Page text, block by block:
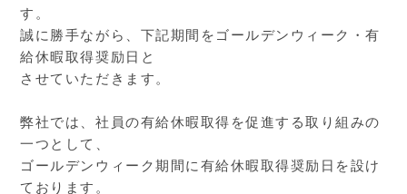
す。
誠に勝手ながら、下記期間をゴールデンウィーク・有
給休暇取得奨励日と
させていただきます。
弊社では、社員の有給休暇取得を促進する取り組みの
一つとして、
ゴールデンウィーク期間に有給休暇取得奨励日を設け
ております。